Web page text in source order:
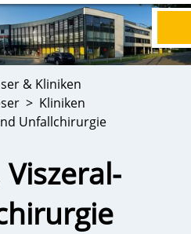
& Kliniken
Kliniken
Unfallchirurgie